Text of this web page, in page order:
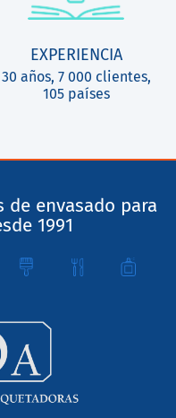
EXPERIENCIA
30 años, 7 000 clientes,
105 países
de envasado para
1991